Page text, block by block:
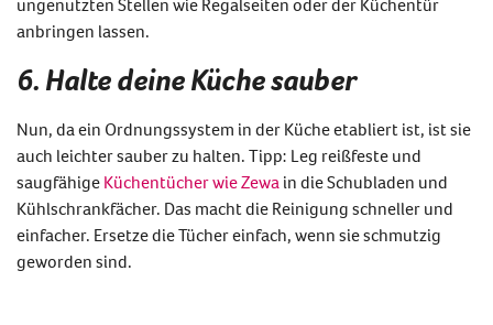
anbringen lassen.
6. Halte deine Küche sauber
Nun, da ein Ordnungssystem in der Küche etabliert ist, ist sie
auch leichter sauber zu halten. Tipp: Leg reißfeste und
saugfähige Küchentücher wie Zewa in die Schubladen und
Kühlschrankfächer. Das macht die Reinigung schneller und
einfacher. Ersetze die Tücher einfach, wenn sie schmutzig
geworden sind.